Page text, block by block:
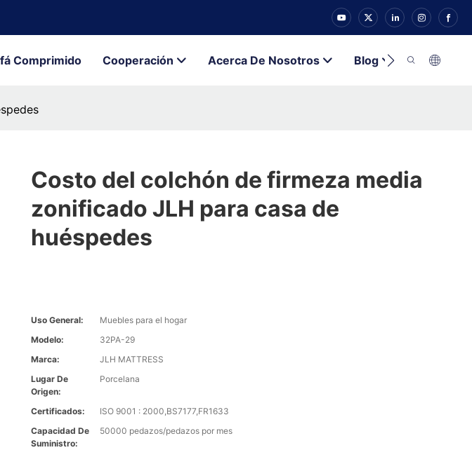
Comprimido Cooperación Acerca De Nosotros Blog Contacto
Costo del colchón de firmeza media
zonificado JLH para casa de
huéspedes
Uso General:
Muebles para el hogar
Modelo:
32PA-29
Marca:
JLH MATTRESS
Lugar De
Origen:
Porcelana
Certificados:
ISO 9001 : 2000,BS7177,FR1633
Capacidad De
Suministro:
50000 pedazos/pedazos por mes